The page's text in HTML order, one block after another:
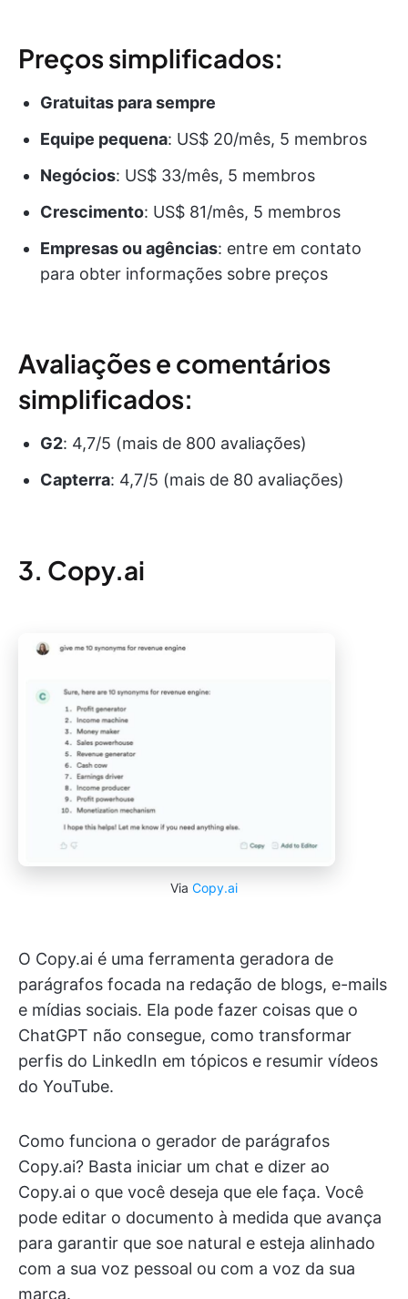
Preços simplificados:
Gratuitas para sempre
Equipe pequena: US$ 20/mês, 5 membros
Negócios: US$ 33/mês, 5 membros
Crescimento: US$ 81/mês, 5 membros
Empresas ou agências: entre em contato
para obter informações sobre preços
Avaliações e comentários
simplificados:
G2: 4,7/5 (mais de 800 avaliações)
Capterra: 4,7/5 (mais de 80 avaliações)
3. Copy.ai
Via Copy.ai
O Copy.ai é uma ferramenta geradora de
parágrafos focada na redação de blogs, e-mails
e mídias sociais. Ela pode fazer coisas que o
ChatGPT não consegue, como transformar
perfis do LinkedIn em tópicos e resumir vídeos
do YouTube.
Como funciona o gerador de parágrafos
Copy.ai? Basta iniciar um chat e dizer ao
Copy.ai o que você deseja que ele faça. Você
pode editar o documento à medida que avança
para garantir que soe natural e esteja alinhado
com a sua voz pessoal ou com a voz da sua
marca.